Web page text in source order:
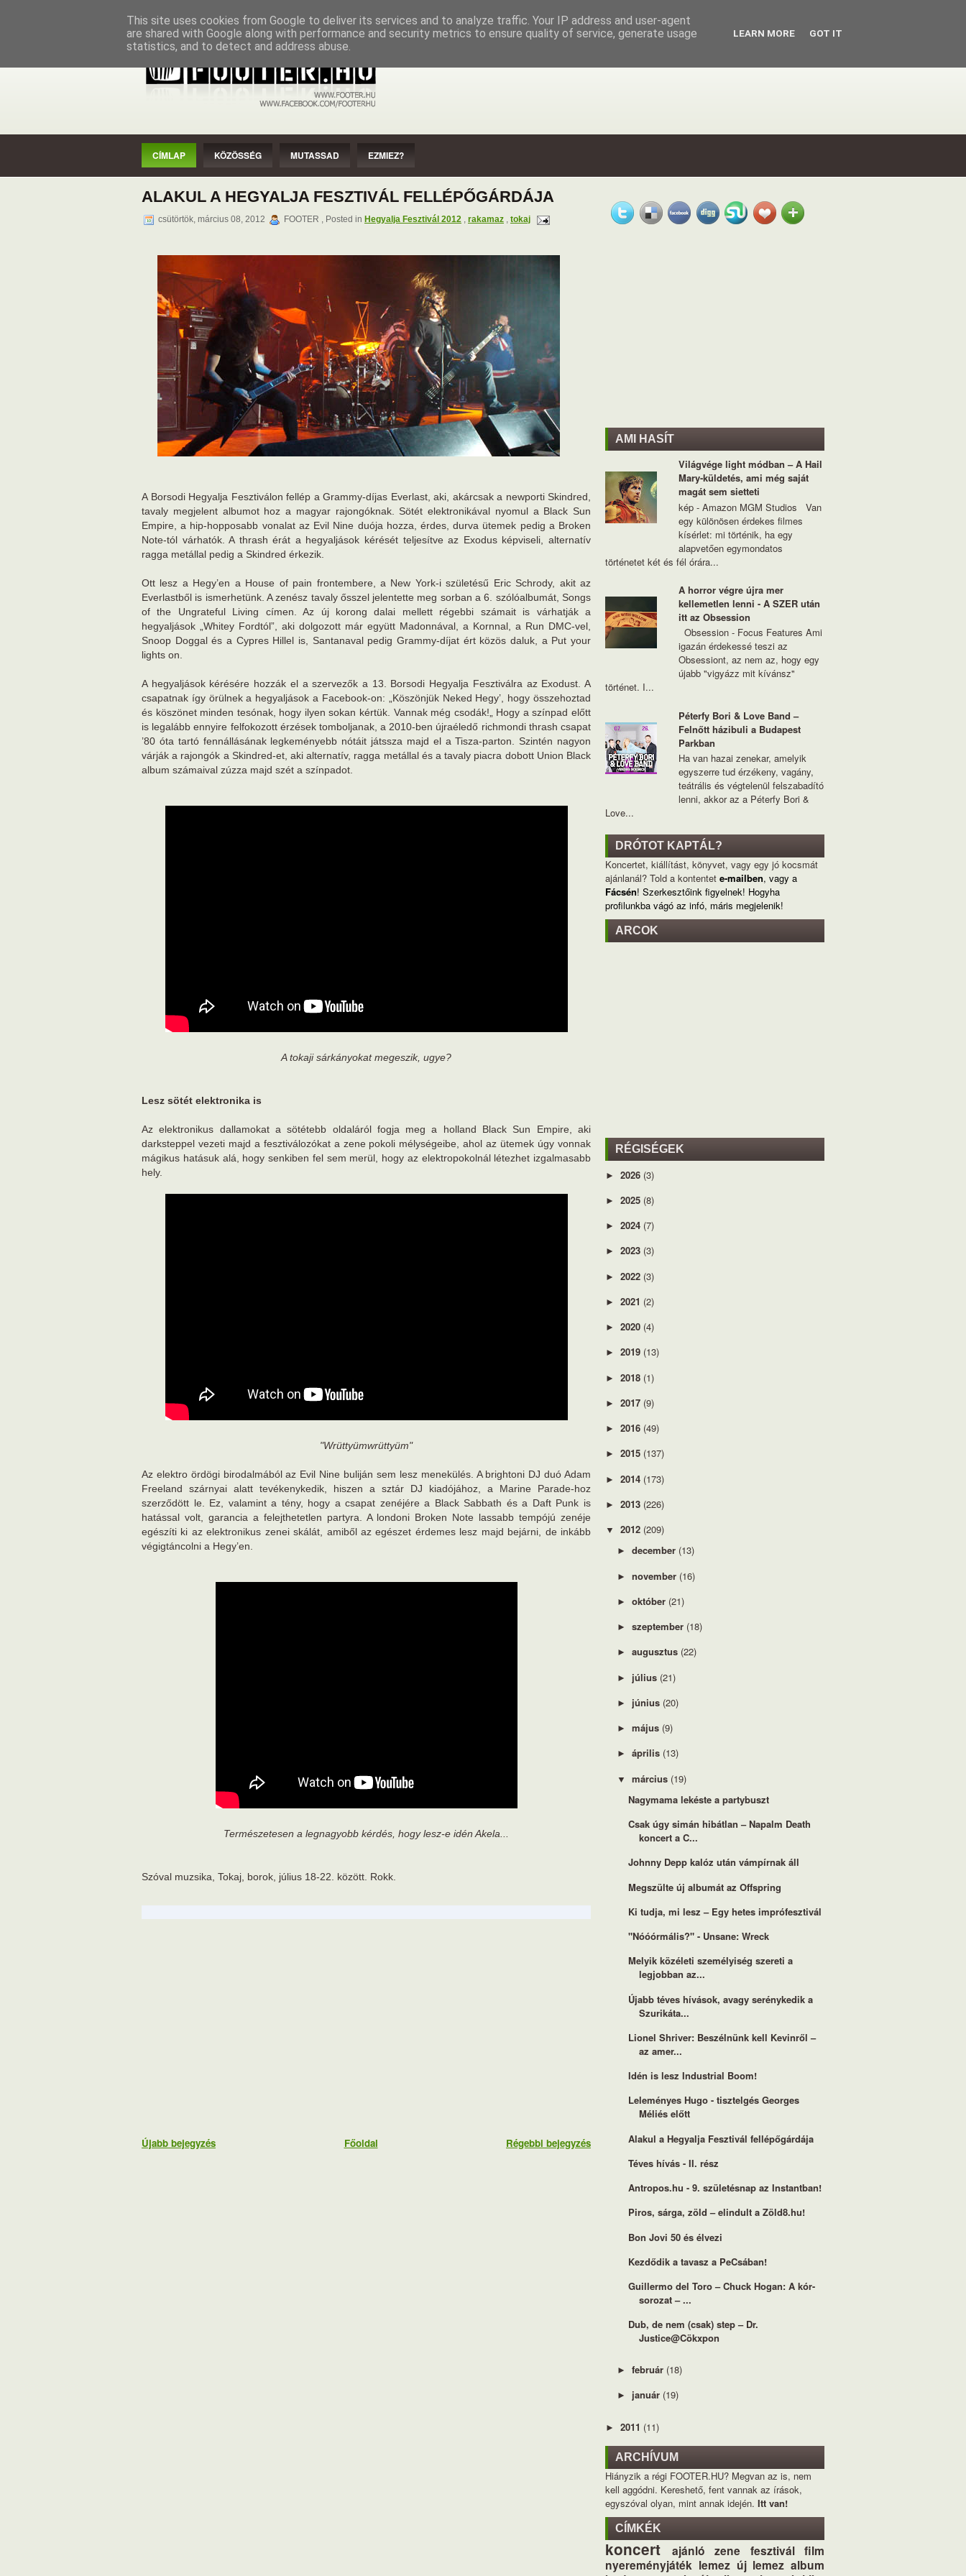
CÍMLAP KÖZÖSSÉG MUTASSAD EZMIEZ? IMPRESSZUM SZERZŐI JOGOK
CÍMLAP KÖZÖSSÉG MUTASSAD EZMIEZ?
ALAKUL A HEGYALJA FESZTIVÁL FELLÉPŐGÁRDÁJA
csütörtök, március 08, 2012 FOOTER , Posted in Hegyalja Fesztivál 2012 , rakamaz , tokaj
A Borsodi Hegyalja Fesztiválon fellép a Grammy-díjas Everlast, aki, akárcsak a newporti Skindred,
tavaly megjelent albumot hoz a magyar rajongóknak. Sötét elektronikával nyomul a Black Sun
Empire, a hip-hopposabb vonalat az Evil Nine duója hozza, érdes, durva ütemek pedig a Broken
Note-tól várhatók. A thrash érát a hegyaljások kérését teljesítve az Exodus képviseli, alternatív
ragga metállal pedig a Skindred érkezik.
Ott lesz a Hegy’en a House of pain frontembere, a New York-i születésű Eric Schrody, akit az
Everlastből is ismerhetünk. A zenész tavaly ősszel jelentette meg sorban a 6. szólóalbumát, Songs
of the Ungrateful Living címen. Az új korong dalai mellett régebbi számait is várhatják a
hegyaljások „Whitey Fordtól”, aki dolgozott már együtt Madonnával, a Kornnal, a Run DMC-vel,
Snoop Doggal és a Cypres Hillel is, Santanaval pedig Grammy-díjat ért közös daluk, a Put your
lights on.
A hegyaljások kérésére hozzák el a szervezők a 13. Borsodi Hegyalja Fesztiválra az Exodust. A
csapatnak így örülnek a hegyaljások a Facebook-on: „Köszönjük Neked Hegy’, hogy összehoztad
és köszönet minden tesónak, hogy ilyen sokan kértük. Vannak még csodák!„ Hogy a színpad előtt
is legalább ennyire felfokozott érzések tomboljanak, a 2010-ben újraéledő richmondi thrash csapat
’80 óta tartó fennállásának legkeményebb nótáit játssza majd el a Tisza-parton. Szintén nagyon
várják a rajongók a Skindred-et, aki alternatív, ragga metállal és a tavaly piacra dobott Union Black
album számaival zúzza majd szét a színpadot.
A tokaji sárkányokat megeszik, ugye?
Lesz sötét elektronika is
Az elektronikus dallamokat a sötétebb oldaláról fogja meg a holland Black Sun Empire, aki
darksteppel vezeti majd a fesztiválozókat a zene pokoli mélységeibe, ahol az ütemek úgy vonnak
mágikus hatásuk alá, hogy senkiben fel sem merül, hogy az elektropokolnál létezhet izgalmasabb
hely.
"Wrüttyümwrüttyüm"
Az elektro ördögi birodalmából az Evil Nine buliján sem lesz menekülés. A brightoni DJ duó Adam
Freeland szárnyai alatt tevékenykedik, hiszen a sztár DJ kiadójához, a Marine Parade-hoz
szerződött le. Ez, valamint a tény, hogy a csapat zenéjére a Black Sabbath és a Daft Punk is
hatással volt, garancia a felejthetetlen partyra. A londoni Broken Note lassabb tempójú zenéje
egészíti ki az elektronikus zenei skálát, amiből az egészet érdemes lesz majd bejárni, de inkább
végigtáncolni a Hegy’en.
Természetesen a legnagyobb kérdés, hogy lesz-e idén Akela...
Szóval muzsika, Tokaj, borok, július 18-22. között. Rokk.
Újabb bejegyzés Régebbi bejegyzés
Főoldal
AMI HASÍT
Világvége light módban – A Hail
Mary-küldetés, ami még saját
magát sem sietteti
kép - Amazon MGM Studios Van
egy különösen érdekes filmes
kísérlet: mi történik, ha egy
alapvetően egymondatos
történetet két és fél órára...
A horror végre újra mer
kellemetlen lenni - A SZER után
itt az Obsession
Obsession - Focus Features Ami
igazán érdekessé teszi az
Obsessiont, az nem az, hogy egy
újabb "vigyázz mit kívánsz"
történet. I...
Péterfy Bori & Love Band –
Felnőtt házibuli a Budapest
Parkban
Ha van hazai zenekar, amelyik
egyszerre tud érzékeny, vagány,
teátrális és végtelenül felszabadító
lenni, akkor az a Péterfy Bori &
Love...
DRÓTOT KAPTÁL?
Koncertet, kiállítást, könyvet, vagy egy jó kocsmát
ajánlanál? Told a kontentet e-mailben, vagy a
Fácsén! Szerkesztőink figyelnek! Hogyha
profilunkba vágó az infó, máris megjelenik!
ARCOK
RÉGISÉGEK
► 2026 (3)
► 2025 (8)
► 2024 (7)
► 2023 (3)
► 2022 (3)
► 2021 (2)
► 2020 (4)
► 2019 (13)
► 2018 (1)
► 2017 (9)
► 2016 (49)
► 2015 (137)
► 2014 (173)
► 2013 (226)
▼ 2012 (209)
► december (13)
► november (16)
► október (21)
► szeptember (18)
► augusztus (22)
► július (21)
► június (20)
► május (9)
► április (13)
▼ március (19)
Nagymama lekéste a partybuszt
Csak úgy simán hibátlan – Napalm Death
koncert a C...
Johnny Depp kalóz után vámpírnak áll
Megszülte új albumát az Offspring
Ki tudja, mi lesz – Egy hetes imprófesztivál
"Nóóórmális?" - Unsane: Wreck
Melyik közéleti személyiség szereti a
legjobban az...
Újabb téves hívások, avagy serénykedik a
Szurikáta...
Lionel Shriver: Beszélnünk kell Kevinről –
az amer...
Idén is lesz Industrial Boom!
Leleményes Hugo - tisztelgés Georges
Méliés előtt
Alakul a Hegyalja Fesztivál fellépőgárdája
Téves hívás - II. rész
Antropos.hu - 9. születésnap az Instantban!
Piros, sárga, zöld – elindult a Zöld8.hu!
Bon Jovi 50 és élvezi
Kezdődik a tavasz a PeCsában!
Guillermo del Toro – Chuck Hogan: A kór-
sorozat – ...
Dub, de nem (csak) step – Dr.
Justice@Cökxpon
► február (18)
► január (19)
► 2011 (11)
ARCHÍVUM
Hiányzik a régi FOOTER.HU? Megvan az is, nem
kell aggódni. Kereshető, fent vannak az írások,
egyszóval olyan, mint annak idején. Itt van!
CÍMKÉK
koncert ajánló zene fesztivál film
nyereményjáték lemez új lemez album
This site uses cookies from Google to deliver its services and to analyze traffic. Your IP address and user-agent
are shared with Google along with performance and security metrics to ensure quality of service, generate usage
statistics, and to detect and address abuse.
LEARN MORE GOT IT